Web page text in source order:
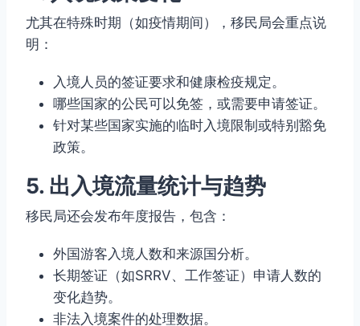
尤其在特殊时期（如疫情期间），移民局会重点说
明：
入境人员的签证要求和健康检疫规定。
哪些国家的公民可以免签，或需要申请签证。
针对某些国家实施的临时入境限制或特别豁免
政策。
5. 出入境流量统计与趋势
移民局还会发布年度报告，包含：
外国游客入境人数和来源国分析。
长期签证（如SRRV、工作签证）申请人数的
变化趋势。
非法入境案件的处理数据。